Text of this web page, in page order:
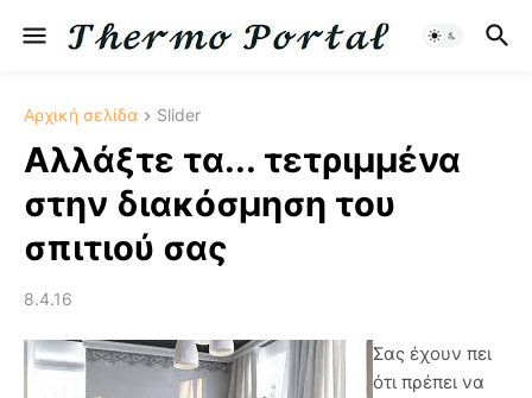
Αρχική σελίδα Slider
Αλλάξτε τα... τετριμμένα
στην διακόσμηση του
σπιτιού σας
8.4.16
Σας έχουν πει
ότι πρέπει να